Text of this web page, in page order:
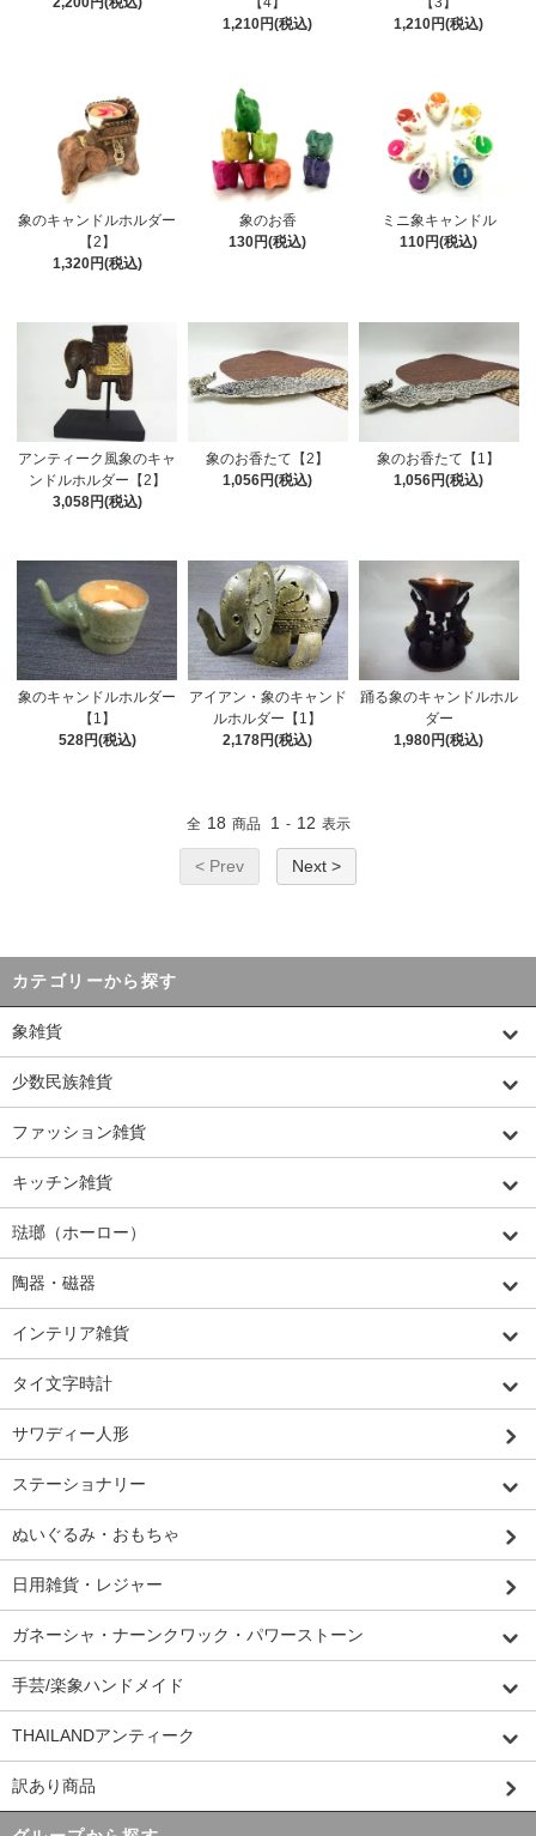
1,210円(税込)
1,210円(税込)
象のキャンドルホルダー
【2】
1,320円(税込)
象のお香
130円(税込)
ミニ象キャンドル
110円(税込)
アンティーク風象のキャ
ンドルホルダー【2】
3,058円(税込)
象のお香たて【2】
1,056円(税込)
象のお香たて【1】
1,056円(税込)
象のキャンドルホルダー
【1】
528円(税込)
アイアン・象のキャンド
ルホルダー【1】
2,178円(税込)
踊る象のキャンドルホル
ダー
1,980円(税込)
全 18 商品 1 - 12 表示
< Prev Next >
カテゴリーから探す
象雑貨
少数民族雑貨
ファッション雑貨
キッチン雑貨
琺瑯（ホーロー）
陶器・磁器
インテリア雑貨
タイ文字時計
サワディー人形
ステーショナリー
ぬいぐるみ・おもちゃ
日用雑貨・レジャー
ガネーシャ・ナーンクワック・パワーストーン
手芸/楽象ハンドメイド
THAILANDアンティーク
訳あり商品